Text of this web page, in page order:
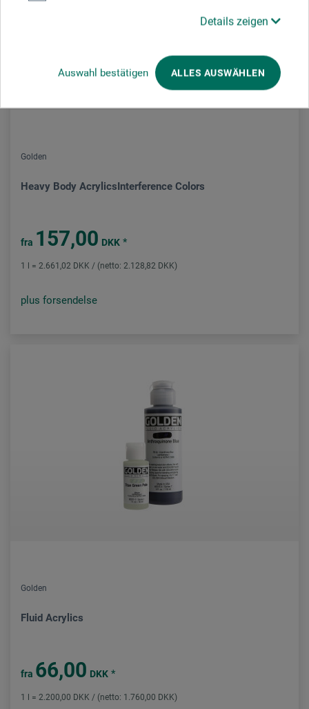
Details zeigen
Auswahl bestätigen ALLES AUSWÄHLEN
Golden
Heavy Body AcrylicsInterference Colors
fra 157,00 DKK *
1 l = 2.661,02 DKK / (netto: 2.128,82 DKK)
plus forsendelse
Golden
Fluid Acrylics
fra 66,00 DKK *
1 l = 2.200,00 DKK / (netto: 1.760,00 DKK)